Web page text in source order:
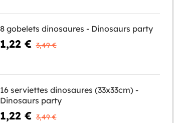
8 gobelets dinosaures - Dinosaurs party
1,22 € 3,49 €
16 serviettes dinosaures (33x33cm) -
Dinosaurs party
1,22 € 3,49 €